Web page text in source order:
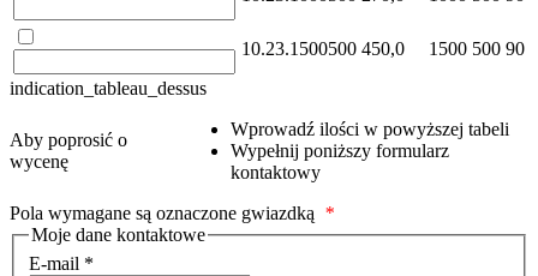
10.23.1500500 450,0 1500 500 90
indication_tableau_dessus
Aby poprosić o
wycenę
Wprowadź ilości w powyższej tabeli
Wypełnij poniższy formularz
kontaktowy
Pola wymagane są oznaczone gwiazdką *
Moje dane kontaktowe
E-mail *